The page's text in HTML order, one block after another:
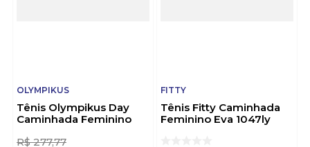
OLYMPIKUS
Tênis Olympikus Day
Caminhada Feminino
FITTY
Tênis Fitty Caminhada
Feminino Eva 1047ly